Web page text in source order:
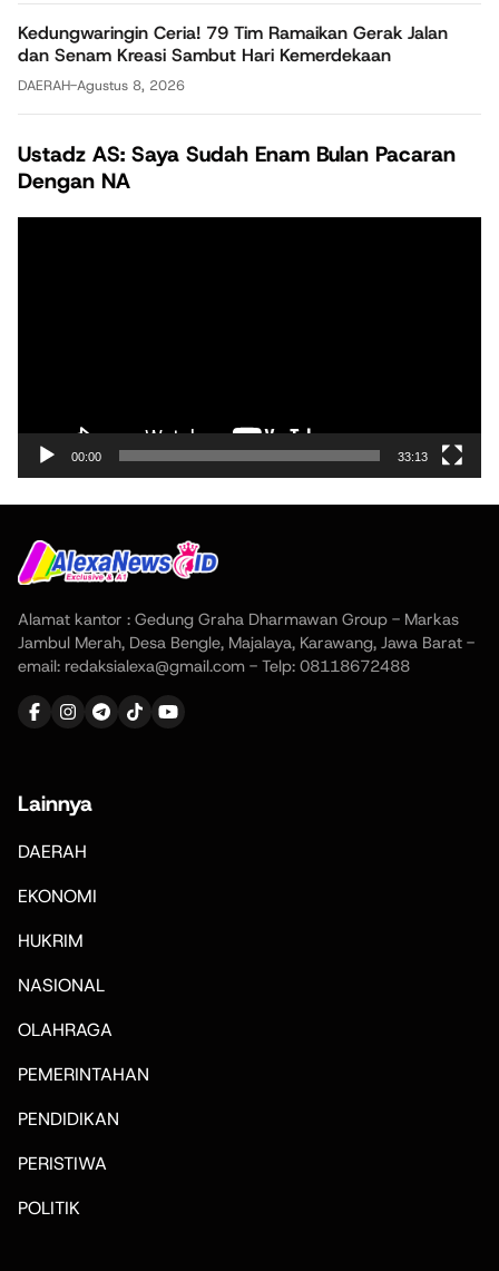
Kedungwaringin Ceria! 79 Tim Ramaikan Gerak Jalan
dan Senam Kreasi Sambut Hari Kemerdekaan
DAERAH-Agustus 8, 2026
Ustadz AS: Saya Sudah Enam Bulan Pacaran
Dengan NA
00:00 33:13
Alamat kantor : Gedung Graha Dharmawan Group - Markas
Jambul Merah, Desa Bengle, Majalaya, Karawang, Jawa Barat -
email: redaksialexa@gmail.com - Telp: 08118672488
Lainnya
DAERAH
EKONOMI
HUKRIM
NASIONAL
OLAHRAGA
PEMERINTAHAN
PENDIDIKAN
PERISTIWA
POLITIK